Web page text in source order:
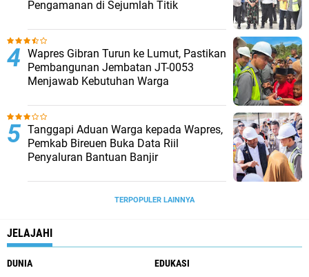
Pengamanan di Sejumlah Titik
Wapres Gibran Turun ke Lumut, Pastikan
Pembangunan Jembatan JT-0053
Menjawab Kebutuhan Warga
Tanggapi Aduan Warga kepada Wapres,
Pemkab Bireuen Buka Data Riil
Penyaluran Bantuan Banjir
TERPOPULER LAINNYA
JELAJAHI
DUNIA
EDUKASI